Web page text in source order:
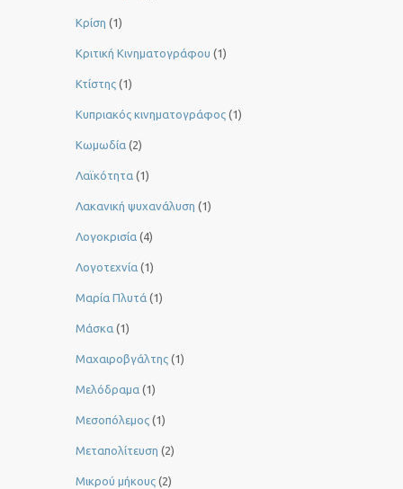
Κρίση (1)
Κριτική Κινηματογράφου (1)
Κτίστης (1)
Κυπριακός κινηματογράφος (1)
Κωμωδία (2)
Λαϊκότητα (1)
Λακανική ψυχανάλυση (1)
Λογοκρισία (4)
Λογοτεχνία (1)
Μαρία Πλυτά (1)
Μάσκα (1)
Μαχαιροβγάλτης (1)
Μελόδραμα (1)
Μεσοπόλεμος (1)
Μεταπολίτευση (2)
Μικρού μήκους (2)